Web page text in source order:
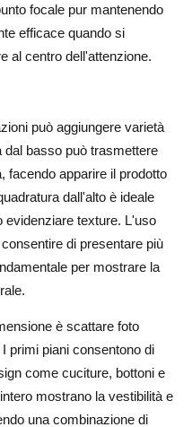
focale pur mantenendo
efficace quando si
al centro dell'attenzione.
può aggiungere varietà
dal basso può trasmettere
facendo apparire il prodotto
dall'alto è ideale
evidenziare texture. L'uso
di presentare più
per mostrare la
è scattare foto
primi piani consentono di
come cuciture, bottoni e
mostrano la vestibilità e
una combinazione di